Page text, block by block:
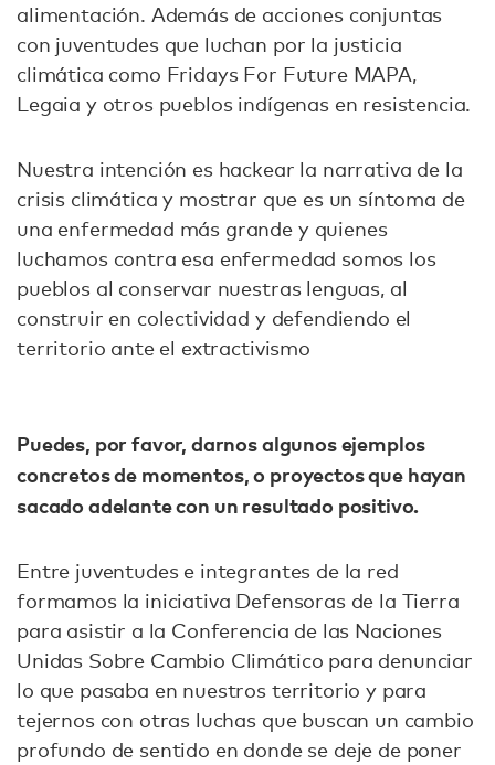
alimentación. Además de acciones conjuntas
con juventudes que luchan por la justicia
climática como Fridays For Future MAPA,
Legaia y otros pueblos indígenas en resistencia.
Nuestra intención es hackear la narrativa de la
crisis climática y mostrar que es un síntoma de
una enfermedad más grande y quienes
luchamos contra esa enfermedad somos los
pueblos al conservar nuestras lenguas, al
construir en colectividad y defendiendo el
territorio ante el extractivismo
Puedes, por favor, darnos algunos ejemplos
concretos de momentos, o proyectos que hayan
sacado adelante con un resultado positivo.
Entre juventudes e integrantes de la red
formamos la iniciativa Defensoras de la Tierra
para asistir a la Conferencia de las Naciones
Unidas Sobre Cambio Climático para denunciar
lo que pasaba en nuestros territorio y para
tejernos con otras luchas que buscan un cambio
profundo de sentido en donde se deje de poner